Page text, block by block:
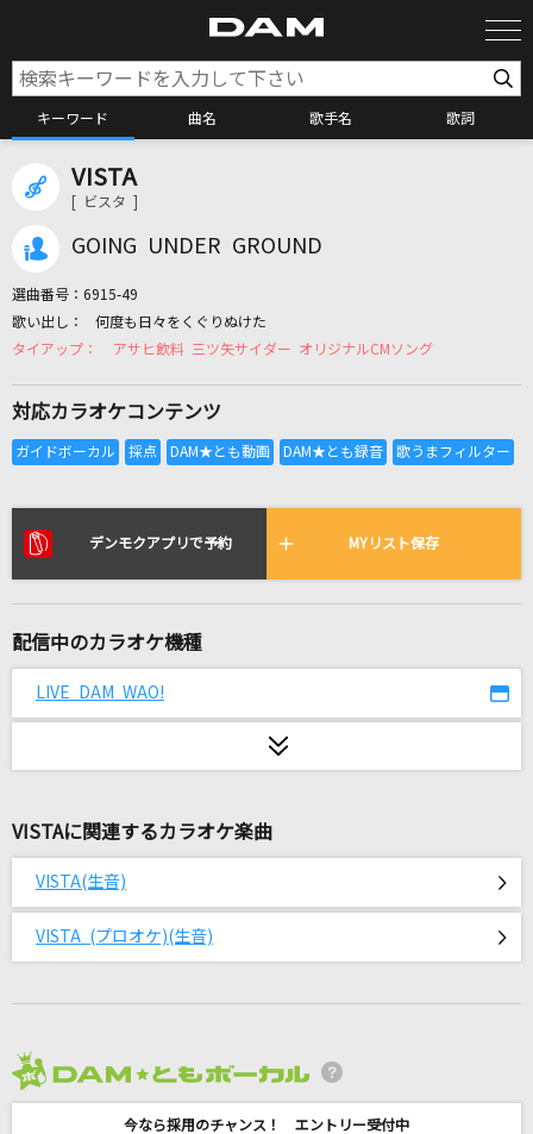
キーワード 曲名 歌手名 歌詞
カラオケリクエスト
[生音]しるし
カシオピア係留所
シャルル
平田志穂子
青い果実
山口百恵
Chessboard
Official髭男dism
VISTA
[ ビスタ ]
GOING UNDER GROUND
選曲番号： 6915-49
何度も日々をくぐりぬけた
アサヒ飲料 三ツ矢サイダー オリジナルCMソング
対応カラオケコンテンツ
デンモクアプリで予約 MYリスト保存
配信中のカラオケ機種
LIVE DAM WAO!
VISTAに関連するカラオケ楽曲
VISTA(生音)
VISTA (プロオケ)(生音)
今なら採用のチャンス！ エントリー受付中